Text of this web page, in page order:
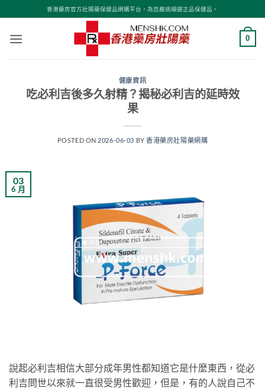
to
content
香港藥房官方壯陽藥保健品網購平台，為您嚴挑細選正品保健品。
0
健康資訊
吃必利吉後多久射精？揭秘必利吉的延時效
果
POSTED ON 2026-06-03 BY香港藥房壯陽藥網購
03
6 月
說起必利吉相信大部分成年男性都知道它是什麼東西，從必
利吉問世以來就一直很受男性歡迎，但是，有的人說自己不